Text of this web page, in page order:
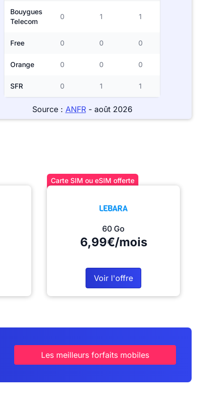
Bouygues
Telecom
0 1 1
Free 0 0 0
Orange 0 0 0
SFR 0 1 1
Source : ANFR- août 2026
Carte SIM ou eSIM offerte
60 Go
6,99€/mois
Voir l'offre
Les meilleurs forfaits mobiles